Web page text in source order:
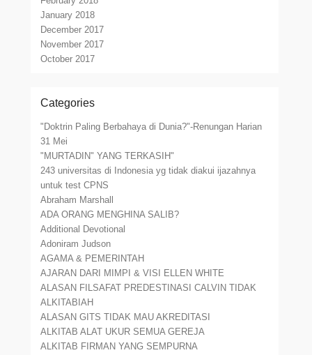
January 2018
December 2017
November 2017
October 2017
Categories
"Doktrin Paling Berbahaya di Dunia?"-Renungan Harian
31 Mei
"MURTADIN" YANG TERKASIH"
243 universitas di Indonesia yg tidak diakui ijazahnya
untuk test CPNS
Abraham Marshall
ADA ORANG MENGHINA SALIB?
Additional Devotional
Adoniram Judson
AGAMA & PEMERINTAH
AJARAN DARI MIMPI & VISI ELLEN WHITE
ALASAN FILSAFAT PREDESTINASI CALVIN TIDAK
ALKITABIAH
ALASAN GITS TIDAK MAU AKREDITASI
ALKITAB ALAT UKUR SEMUA GEREJA
ALKITAB FIRMAN YANG SEMPURNA